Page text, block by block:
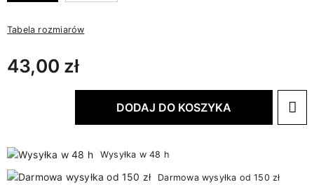
Tabela rozmiarów
43,00 zł
DODAJ DO KOSZYKA
Wysyłka w 48 h
Darmowa wysyłka od 150 zł